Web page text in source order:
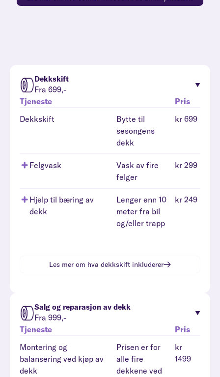
Dekkskift
Fra 699,-
Tjeneste
Pris
Dekkskift
Bytte til
sesongens
dekk
kr 699
Felgvask
Vask av fire
felger
kr 299
Hjelp til bæring av
dekk
Lenger enn 10
meter fra bil
og/eller trapp
kr 249
Les mer om hva dekkskift inkluderer
Salg og reparasjon av dekk
Fra 999,-
Tjeneste
Pris
Montering og
balansering ved kjøp av
dekk
Prisen er for
alle fire
dekkene ved
kr
1499